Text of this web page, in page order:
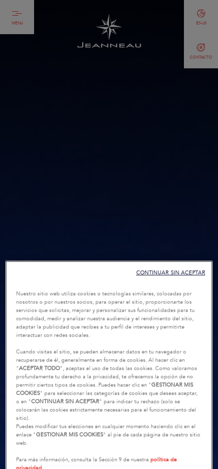
MENU
CONTACTO
ES-US
Nuestro sitio web utiliza cookies o tecnologías similares, colocadas por
nosotros o por nuestros socios, para operar el sitio, proporcionarte los
servicios que solicitas, mejorar y personalizar sus funcionalidades para tu
comodidad, medir y analizar nuestra audiencia y el rendimiento del sitio,
adaptar la publicidad que recibes a tu perfil de intereses y permitirte
interactuar con redes sociales.
Cuando visitas el sitio, se pueden almacenar datos en tu navegador o
recuperarse de él, generalmente en forma de cookies. Al hacer clic en
"ACEPTAR TODO", aceptas el uso de todas las cookies. Como valoramos
profundamente tu derecho a la privacidad, te ofrecemos la opción de no
permitir ciertos tipos de cookies. Puedes hacer clic en "GESTIONAR MIS
COOKIES" para seleccionar las categorías de cookies que deseas aceptar,
o en "CONTINUAR SIN ACEPTAR" para indicar tu rechazo (solo se
colocarán las cookies estrictamente necesarias para el funcionamiento del
sitio).
Puedes modificar tus elecciones en cualquier momento haciendo clic en el
enlace "GESTIONAR MIS COOKIES" al pie de cada página de nuestro sitio
web.
Para más información, consulta la Sección 9 de nuestrapolítica de
CONTINUAR SIN ACEPTAR